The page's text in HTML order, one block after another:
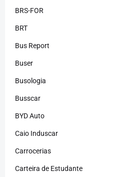
BRS-FOR
BRT
Bus Report
Buser
Busologia
Busscar
BYD Auto
Caio Induscar
Carrocerias
Carteira de Estudante